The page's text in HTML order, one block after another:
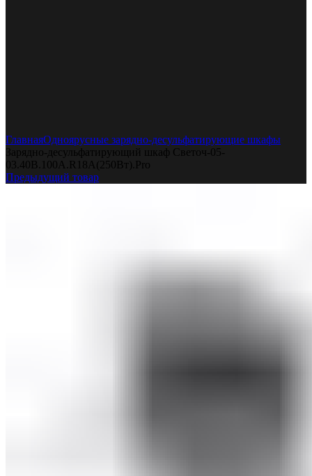
ГлавнаяОдноярусные зарядно-десульфатирующие шкафы
Зарядно-десульфатирующий шкаф Светоч-05-
03.40B.100A.R18A(250Вт).Pro
Предыдущий товар